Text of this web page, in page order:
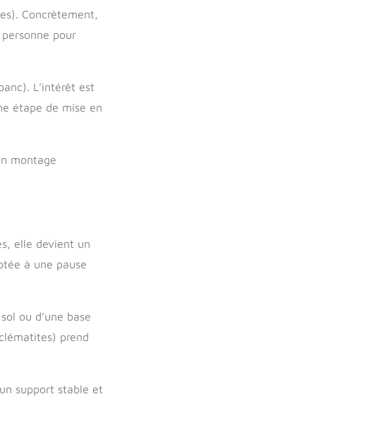
Concrètement,
pour
L’intérêt est
étape de mise en
montage
elle devient un
à une pause
ou d’une base
prend
support stable et